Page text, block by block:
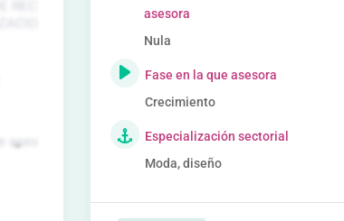
asesora
Nula
Fase en la que asesora
Crecimiento
Especialización sectorial
Moda, diseño